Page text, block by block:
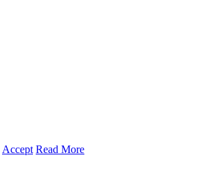
Accept Read More